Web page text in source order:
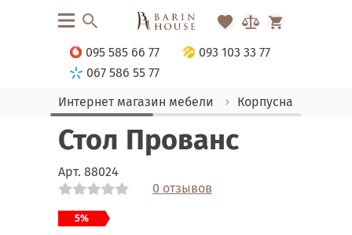
095 585 66 77
093 103 33 77
067 586 55 77
Интернет магазин мебели
Корпусная мебель
Стол Прованс
Арт. 88024
0 отзывов
5%
Link
Link
Link